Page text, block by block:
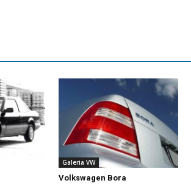
Galeria VW
Volkswagen Bora